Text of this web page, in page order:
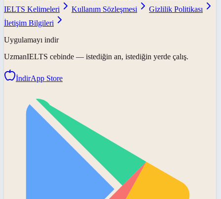
IELTS Kelimeleri
Kullanım Sözleşmesi
Gizlilik Politikası
İletişim Bilgileri
Uygulamayı indir
UzmanIELTS cebinde — istediğin an, istediğin yerde çalış.
İndirApp Store